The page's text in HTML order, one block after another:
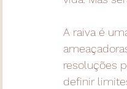
A raiva é
resoluções
definir